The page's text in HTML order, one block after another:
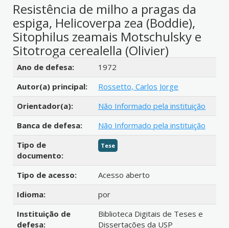
Resistência de milho a pragas da
espiga, Helicoverpa zea (Boddie),
Sitophilus zeamais Motschulsky e
Sitotroga cerealella (Olivier)
Detalhes bibliográficos
Ano de defesa:
1972
Autor(a) principal:
Rossetto, Carlos Jorge
Orientador(a):
Não Informado pela instituição
Banca de defesa:
Não Informado pela instituição
Tipo de
documento:
Tese
Tipo de acesso:
Acesso aberto
Idioma:
por
Instituição de
defesa:
Biblioteca Digitais de Teses e
Dissertações da USP